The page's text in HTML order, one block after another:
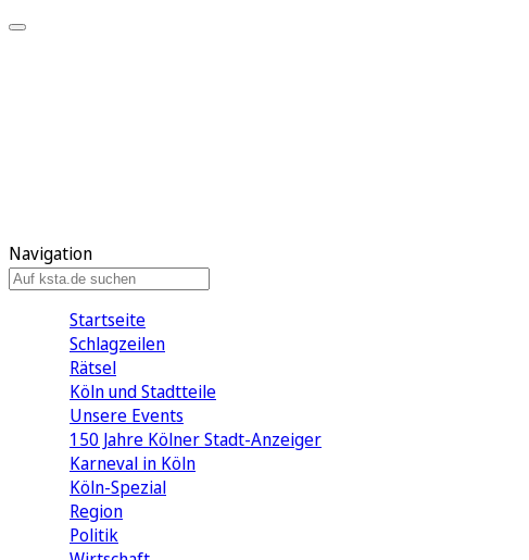
Navigation
Startseite
Schlagzeilen
Rätsel
Köln und Stadtteile
Unsere Events
150 Jahre Kölner Stadt-Anzeiger
Karneval in Köln
Köln-Spezial
Region
Politik